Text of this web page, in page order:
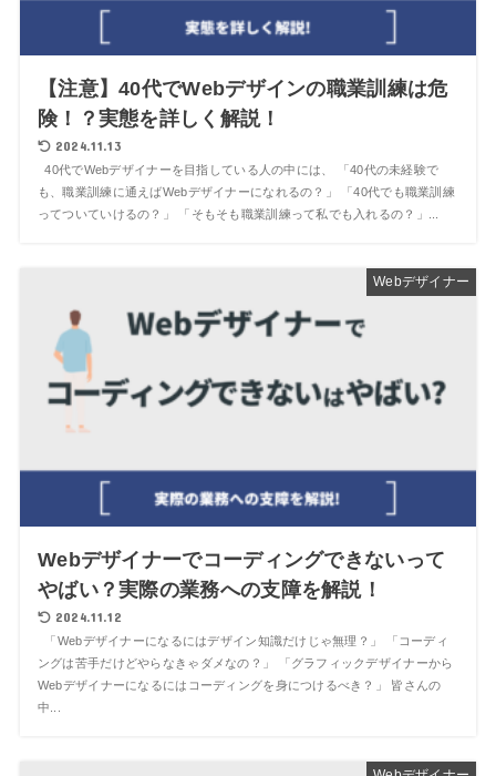
【注意】40代でWebデザインの職業訓練は危
険！？実態を詳しく解説！
2024.11.13
40代でWebデザイナーを目指している人の中には、 「40代の未経験で
も、職業訓練に通えばWebデザイナーになれるの？」 「40代でも職業訓練
ってついていけるの？」 「そもそも職業訓練って私でも入れるの？」...
Webデザイナー
Webデザイナーでコーディングできないって
やばい？実際の業務への支障を解説！
2024.11.12
「Webデザイナーになるにはデザイン知識だけじゃ無理？」 「コーディ
ングは苦手だけどやらなきゃダメなの？」 「グラフィックデザイナーから
Webデザイナーになるにはコーディングを身につけるべき？」 皆さんの
中...